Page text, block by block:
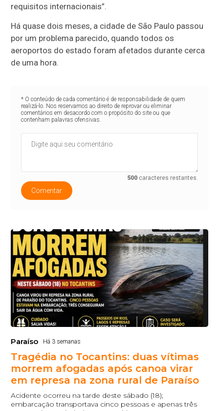
requisitos internacionais”.
Há quase dois meses, a cidade de São Paulo passou
por um problema parecido, quando todos os
aeroportos do estado foram afetados durante cerca
de uma hora.
* O conteúdo de cada comentário é de responsabilidade de quem
realizá-lo. Nos reservamos ao direito de reprovar ou eliminar
comentários em desacordo com o propósito do site ou que
contenham palavras ofensivas.
500 caracteres restantes.
Comentar
Paraíso Há 3 semanas
Tragédia no Tocantins: duas vítimas
morrem afogadas após canoa virar
em represa na zona rural de Paraíso
Acidente ocorreu na tarde deste sábado (18);
embarcação transportava cinco pessoas e apenas três